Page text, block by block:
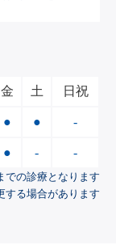
金 土 日祝
● ● -
● - -
の診療となります
する場合があります